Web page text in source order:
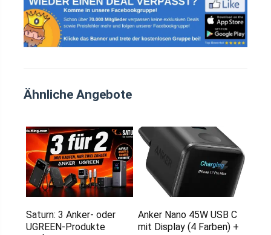
Ähnliche Angebote
Saturn: 3 Anker- oder
UGREEN-Produkte
Anker Nano 45W USB C
mit Display (4 Farben) +